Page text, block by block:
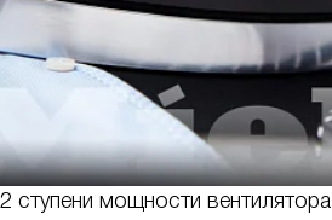
2 ступени мощности вентилятора